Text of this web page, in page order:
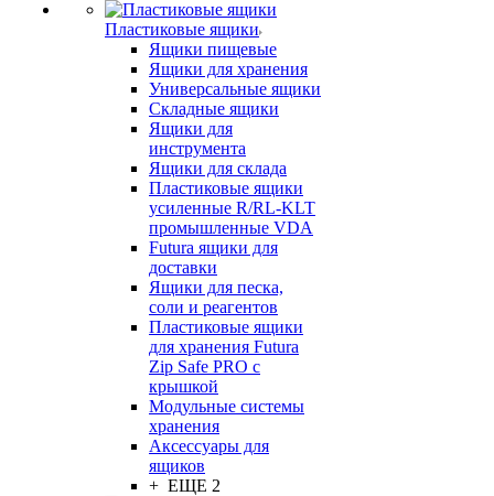
Пластиковые ящики
Ящики пищевые
Ящики для хранения
Универсальные ящики
Складные ящики
Ящики для
инструмента
Ящики для склада
Пластиковые ящики
усиленные R/RL-KLT
промышленные VDA
Futura ящики для
доставки
Ящики для песка,
соли и реагентов
Пластиковые ящики
для хранения Futura
Zip Safe PRO с
крышкой
Модульные системы
хранения
Аксессуары для
ящиков
+ ЕЩЕ 2